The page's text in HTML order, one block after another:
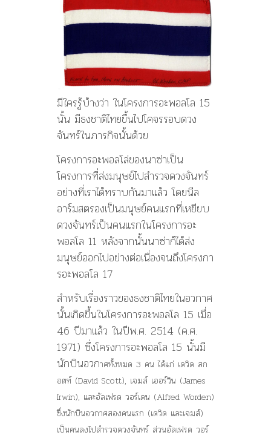
มีใครรู้บ้างว่า ในโครงการอะพอลโล 15
นั้น มีธงชาติไทยขึ้นไปโคจรรอบดวง
จันทร์ในภารกิจนั้นด้วย
โครงการอะพอลโล่ของนาซ่าเป็น
โครงการที่ส่งมนุษย์ไปสำรวจดวงจันทร์
อย่างที่เราได้ทราบกันมาแล้ว โดยนีล
อาร์มสตรองเป็นมนุษย์คนแรกที่เหยียบ
ดวงจันทร์เป็นคนแรกในโครงการอะ
พอลโล 11 หลังจากนั้นนาซ่าก็ได้ส่ง
มนุษย์ออกไปอย่างต่อเนื่องจนถึงโครงกา
รอะพอลโล 17
สำหรับเรื่องราวของธงชาติไทยในอวกาศ
นั้นเกิดขึ้นในโครงการอะพอลโล 15 เมื่อ
46 ปีมาแล้ว ในปีพ.ศ. 2514 (ค.ศ.
1971) ซึ่งโครงการอะพอลโล 15 นั้นมี
นักบินอวกาศทั้งหมด 3 คน ได้แก่ เดวิด สก
อตท์ (David Scott), เจมส์ เออร์วิน (James
Irwin), และอัลเฟรด วอร์เดน (Alfred Worden)
ซึ่งนักบินอวกาศสองคนแรก (เดวิด และเจมส์)
เป็นคนลงไปสำรวจดวงจันทร์ ส่วนอัลเฟรด วอร์